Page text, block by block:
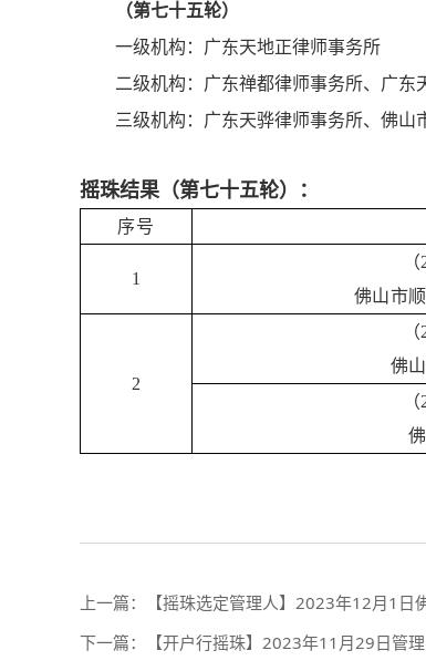
（第七十五轮）
一级机构：广东天地正律师事务所
二级机构：广东禅都律师事务所、广东
三级机构：广东天骅律师事务所、佛
摇珠结果（第七十五轮）：
序号
1
佛山市
2
佛
上一篇：
【摇珠选定管理人】2023年12月1
下一篇：
【开户行摇珠】2023年11月29日管